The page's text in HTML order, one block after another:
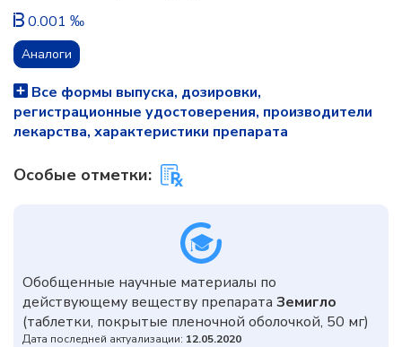
0.001 ‰
Аналоги
Все формы выпуска, дозировки,
регистрационные удостоверения, производители
лекарства, характеристики препарата
Особые отметки:
Обобщенные научные материалы по
действующему веществу препарата Земигло
(таблетки, покрытые пленочной оболочкой, 50 мг)
Дата последней актуализации: 12.05.2020